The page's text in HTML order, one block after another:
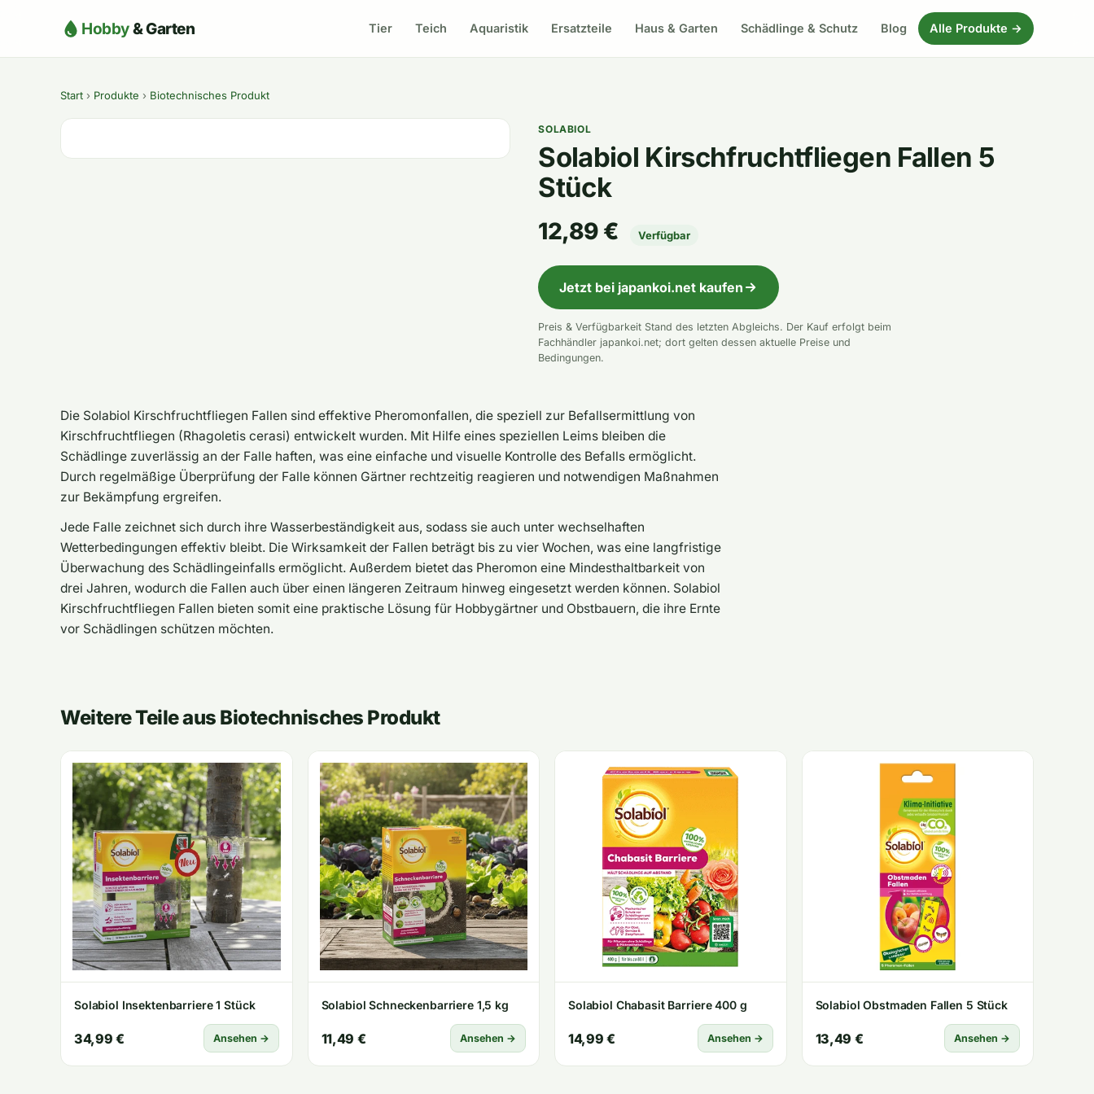
Hobby& Garten Tier Teich Aquaristik Ersatzteile Haus & Garten Schädlinge & Schutz Blog Alle Produkte →
Start › Produkte › Biotechnisches Produkt
SOLABIOL
Solabiol Kirschfruchtfliegen Fallen 5
Stück
12,89 € Verfügbar
Jetzt bei japankoi.net kaufen
Preis & Verfügbarkeit Stand des letzten Abgleichs. Der Kauf erfolgt beim
Fachhändler japankoi.net; dort gelten dessen aktuelle Preise und
Bedingungen.
Die Solabiol Kirschfruchtfliegen Fallen sind effektive Pheromonfallen, die speziell zur Befallsermittlung von
Kirschfruchtfliegen (Rhagoletis cerasi) entwickelt wurden. Mit Hilfe eines speziellen Leims bleiben die
Schädlinge zuverlässig an der Falle haften, was eine einfache und visuelle Kontrolle des Befalls ermöglicht.
Durch regelmäßige Überprüfung der Falle können Gärtner rechtzeitig reagieren und notwendigen Maßnahmen
zur Bekämpfung ergreifen.
Jede Falle zeichnet sich durch ihre Wasserbeständigkeit aus, sodass sie auch unter wechselhaften
Wetterbedingungen effektiv bleibt. Die Wirksamkeit der Fallen beträgt bis zu vier Wochen, was eine langfristige
Überwachung des Schädlingeinfalls ermöglicht. Außerdem bietet das Pheromon eine Mindesthaltbarkeit von
drei Jahren, wodurch die Fallen auch über einen längeren Zeitraum hinweg eingesetzt werden können. Solabiol
Kirschfruchtfliegen Fallen bieten somit eine praktische Lösung für Hobbygärtner und Obstbauern, die ihre Ernte
vor Schädlingen schützen möchten.
Weitere Teile aus Biotechnisches Produkt
Solabiol Insektenbarriere 1 Stück
34,99 € Ansehen →
Solabiol Schneckenbarriere 1,5 kg
11,49 € Ansehen →
Solabiol Chabasit Barriere 400 g
14,99 € Ansehen →
Solabiol Obstmaden Fallen 5 Stück
13,49 € Ansehen →